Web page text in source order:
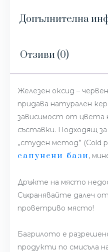
Допълнителна
Отзиви (0)
Железен оксид –
придава натурален
зависимост от цвета
съставки. Подходящ
„студен метод” (Cold
сапунени бази,
Дръжте на място
Съхранявайте далеч от
проветриво място!
Багрилото е
продукти по смисъла